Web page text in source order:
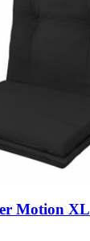
Motion XL